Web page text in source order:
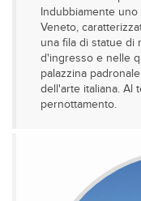
Indubbiamente
Veneto,
una fila di statue di
d'ingresso e nelle
palazzina
dell'arte italiana. Al
pernottamento.